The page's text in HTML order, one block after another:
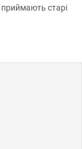
старі